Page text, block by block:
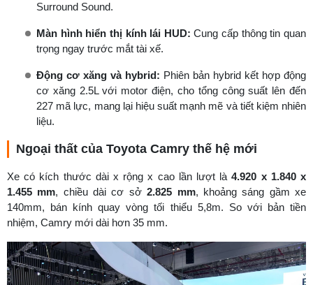
Surround Sound.
Màn hình hiển thị kính lái HUD: Cung cấp thông tin quan
trọng ngay trước mắt tài xế.
Động cơ xăng và hybrid: Phiên bản hybrid kết hợp động
cơ xăng 2.5L với motor điện, cho tổng công suất lên đến
227 mã lực, mang lại hiệu suất mạnh mẽ và tiết kiệm nhiên
liệu.
Ngoại thất của Toyota Camry thế hệ mới
Xe có kích thước dài x rộng x cao lần lượt là4.920 x 1.840 x
1.455 mm, chiều dài cơ sở2.825 mm, khoảng sáng gầm xe
140mm, bán kính quay vòng tối thiểu 5,8m. So với bản tiền
nhiệm, Camry mới dài hơn 35 mm.